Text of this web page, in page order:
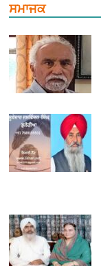
ਸਮਾਜਕ